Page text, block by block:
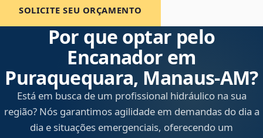
SOLICITE SEU ORÇAMENTO
Por que optar pelo
Encanador em
Puraquequara, Manaus‑AM?
Está em busca de um profissional hidráulico na sua
região? Nós garantimos agilidade em demandas do dia a
dia e situações emergenciais, oferecendo um